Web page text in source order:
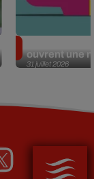
31 juillet 2026
ouvrent une